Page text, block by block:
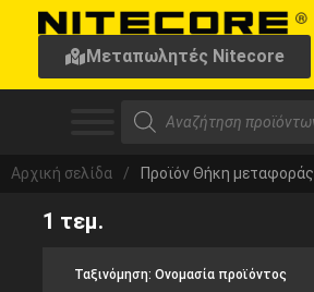
Μεταπωλητές Nitecore
Αρχική σελίδα / Προϊόν Θήκη μεταφοράς
1 τεμ.